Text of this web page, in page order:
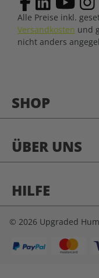
SHOP
ÜBER UNS
HILFE
Alle Preise inkl.
Versandkosten und
nicht anders
© 2026 Upgraded